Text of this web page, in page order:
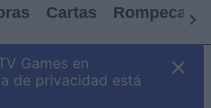
Cartas
Games en
de privacidad está